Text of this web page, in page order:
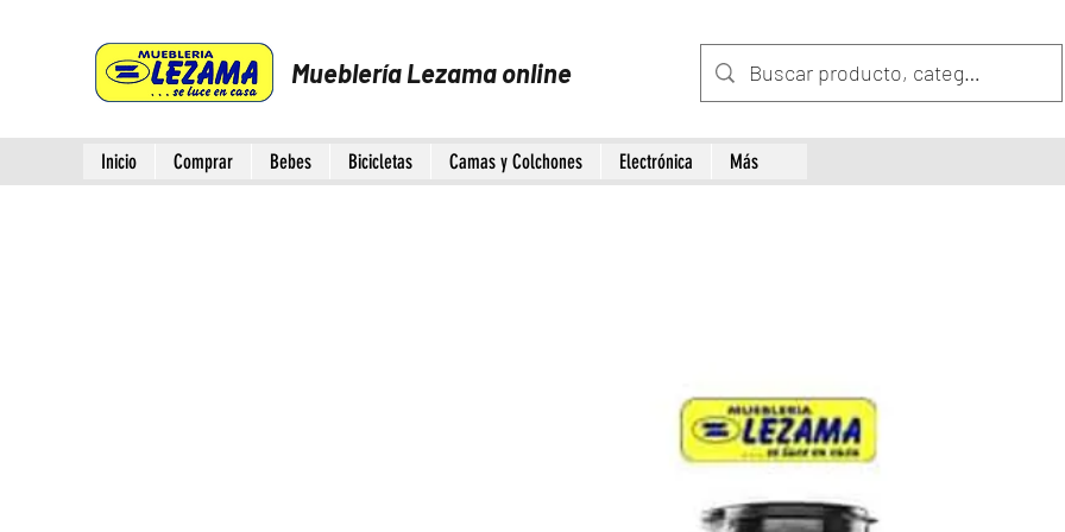
Mueblería Lezama online
Inicio Comprar Bebes Bicicletas Camas y Colchones Electrónica Más